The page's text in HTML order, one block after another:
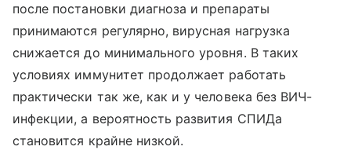
после постановки диагноза и препараты
принимаются регулярно, вирусная нагрузка
снижается до минимального уровня. В таких
условиях иммунитет продолжает работать
практически так же, как и у человека без ВИЧ-
инфекции, а вероятность развития СПИДа
становится крайне низкой.